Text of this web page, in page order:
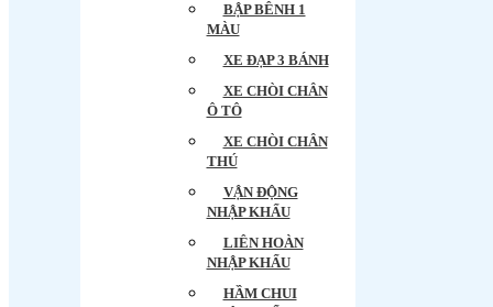
BẬP BÊNH 1
MÀU
XE ĐẠP 3 BÁNH
XE CHÒI CHÂN
Ô TÔ
XE CHÒI CHÂN
THÚ
VẬN ĐỘNG
NHẬP KHẨU
LIÊN HOÀN
NHẬP KHẨU
HẦM CHUI